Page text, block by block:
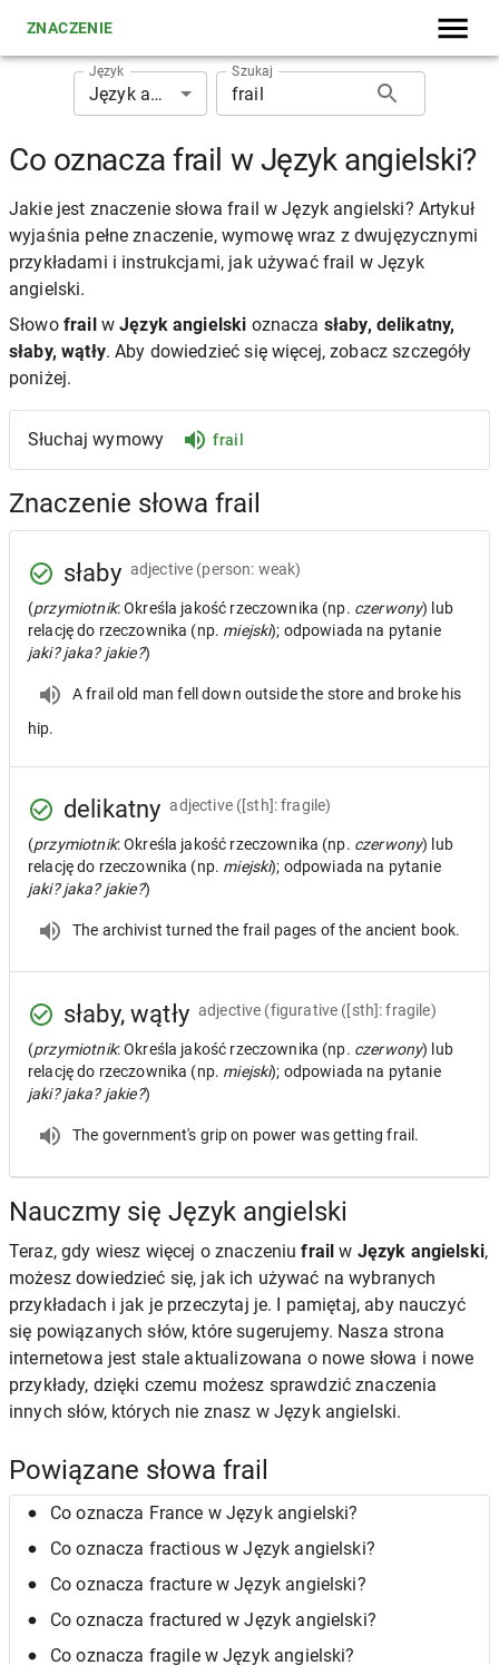
ZNACZENIE
Język
Język angielski
Szukaj
Co oznacza frail w Język angielski?
Jakie jest znaczenie słowa frail w Język angielski? Artykuł
wyjaśnia pełne znaczenie, wymowę wraz z dwujęzycznymi
przykładami i instrukcjami, jak używać frail w Język
angielski.
Słowo frailwJęzyk angielski oznacza słaby, delikatny,
słaby, wątły. Aby dowiedzieć się więcej, zobacz szczegóły
poniżej.
Słuchaj wymowy frail
Znaczenie słowa frail
słaby adjective (person: weak)
(przymiotnik: Określa jakość rzeczownika (np. czerwony) lub
relację do rzeczownika (np. miejski); odpowiada na pytanie
jaki? jaka? jakie?)
A frail old man fell down outside the store and broke his
hip.
delikatny adjective ([sth]: fragile)
(przymiotnik: Określa jakość rzeczownika (np. czerwony) lub
relację do rzeczownika (np. miejski); odpowiada na pytanie
jaki? jaka? jakie?)
The archivist turned the frail pages of the ancient book.
słaby, wątły adjective (figurative ([sth]: fragile)
(przymiotnik: Określa jakość rzeczownika (np. czerwony) lub
relację do rzeczownika (np. miejski); odpowiada na pytanie
jaki? jaka? jakie?)
The government's grip on power was getting frail.
Nauczmy się Język angielski
Teraz, gdy wiesz więcej o znaczeniufrail w Język angielski,
możesz dowiedzieć się, jak ich używać na wybranych
przykładach i jak je przeczytaj je. I pamiętaj, aby nauczyć
się powiązanych słów, które sugerujemy. Nasza strona
internetowa jest stale aktualizowana o nowe słowa i nowe
przykłady, dzięki czemu możesz sprawdzić znaczenia
innych słów, których nie znasz w Język angielski.
Powiązane słowa frail
Co oznacza France w Język angielski?
Co oznacza fractious w Język angielski?
Co oznacza fracture w Język angielski?
Co oznacza fractured w Język angielski?
Co oznacza fragile w Język angielski?